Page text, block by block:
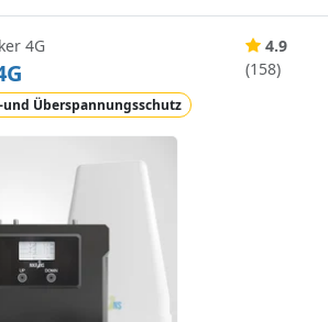
4G
und Überspannungsschutz
4.9
(158)